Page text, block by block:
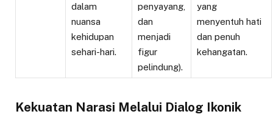
dalam
nuansa
kehidupan
sehari-hari.
penyayang,
dan
menjadi
figur
pelindung).
yang
menyentuh hati
dan penuh
kehangatan.
Kekuatan Narasi Melalui Dialog Ikonik